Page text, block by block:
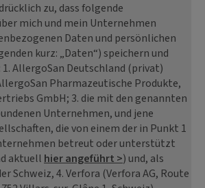
zu, dass folgende
mich und mein Unternehmen
Daten und persönlichen
kurz: „Daten“) speichern und
AllergoSan Deutschland (privat)
Pharmazeutische Produkte,
GmbH; 3. die mit den genannten
Unternehmen, und jene
die von einem der in Punkt 1
betreut oder unterstützt
aktuellhier angeführt >) und, als
Schweiz, 4. Verfora (Verfora AG, Route